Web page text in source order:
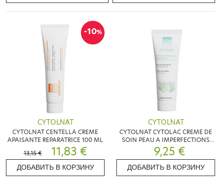
-10%
CYTOLNAT
CYTOLNAT CENTELLA CREME
APAISANTE REPARATRICE 100 ML
13,15 €
11,83 €
ДОБАВИТЬ В КОРЗИНУ
CYTOLNAT
CYTOLNAT CYTOLAC CREME DE
SOIN PEAU A IMPERFECTIONS
50ML
9,25 €
ДОБАВИТЬ В КОРЗИНУ